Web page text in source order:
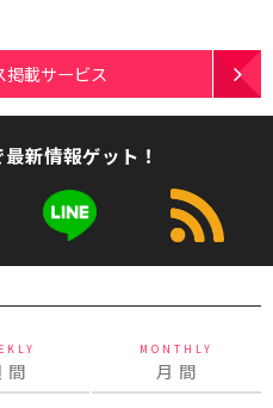
掲載サービス
新情報ゲット！
間
MONTHLY
月 間